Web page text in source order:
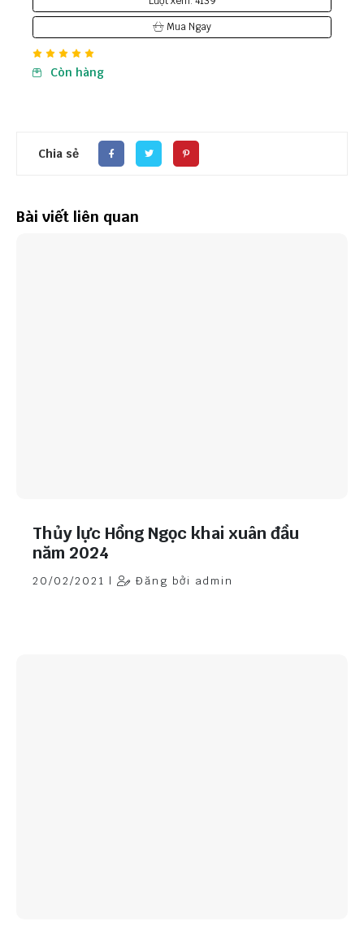
Mua Ngay
Còn hàng
Chia sẻ
Bài viết liên quan
Thủy lực Hồng Ngọc khai xuân đầu
năm 2024
20/02/2021 | Đăng bởi admin